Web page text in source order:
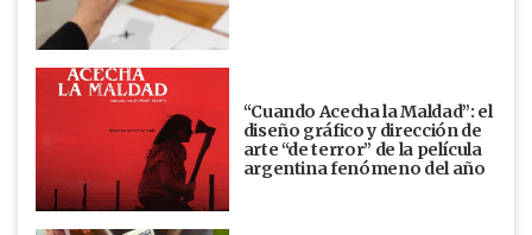
“Cuando Acecha la Maldad”: el
diseño gráfico y dirección de
arte “de terror” de la película
argentina fenómeno del año